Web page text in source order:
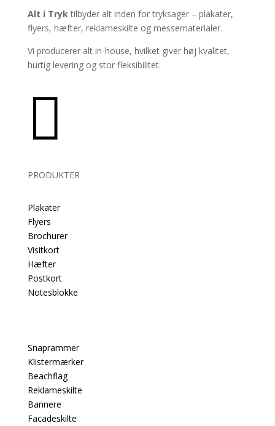
Alt i Tryktilbyder alt inden for tryksager – plakater,
flyers, hæfter, reklameskilte og messematerialer.
Vi producerer alt in-house, hvilket giver høj kvalitet,
hurtig levering og stor fleksibilitet.

PRODUKTER
Plakater
Flyers
Brochurer
Visitkort
Hæfter
Postkort
Notesblokke
Snaprammer
Klistermærker
Beachflag
Reklameskilte
Bannere
Facadeskilte